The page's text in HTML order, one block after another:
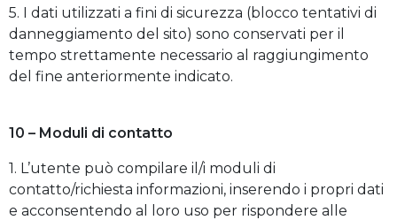
5. I dati utilizzati a fini di sicurezza (blocco tentativi di
danneggiamento del sito) sono conservati per il
tempo strettamente necessario al raggiungimento
del fine anteriormente indicato.
10 – Moduli di contatto
1. L’utente può compilare il/i moduli di
contatto/richiesta informazioni, inserendo i propri dati
e acconsentendo al loro uso per rispondere alle